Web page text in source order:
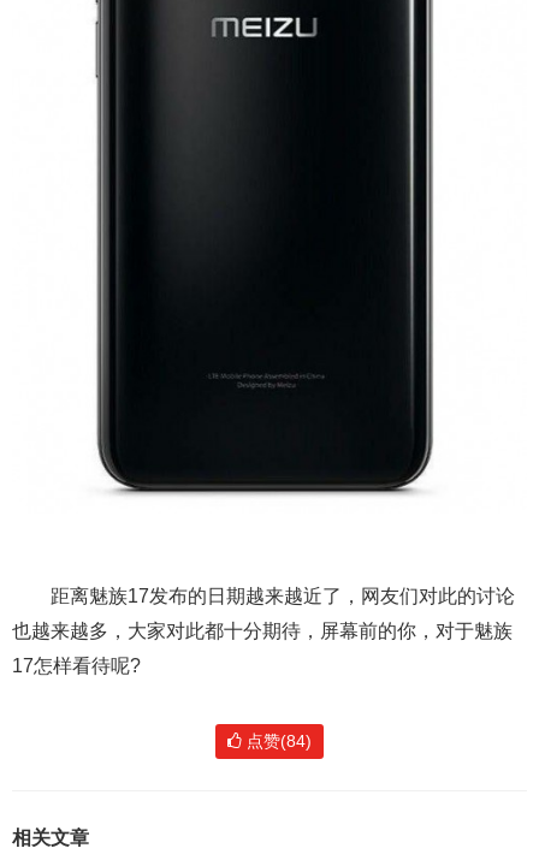
距离魅族17发布的日期越来越近了，网友们对此的讨论
也越来越多，大家对此都十分期待，屏幕前的你，对于魅族
17怎样看待呢?
点赞(84)
相关文章